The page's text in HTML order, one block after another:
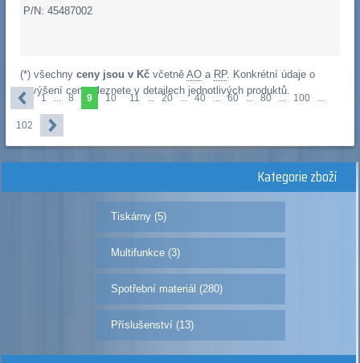
P/N: 45487002
(*) všechny ceny jsou v Kčvčetně AOa RP. Konkrétní údaje o
navýšení cen naleznete v detailech jednotlivých produktů.
1 ... 8 9 10 11 ... 20 ... 40 ... 60 ... 80 ... 100 ...
102
Kategorie zboží
Tiskárny (5)
Multifunkce (3)
Spotřební materiál (280)
Příslušenství (13)